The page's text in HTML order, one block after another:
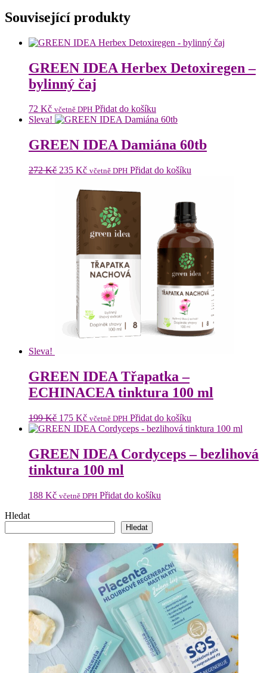
Související produkty
GREEN IDEA Herbex Detoxiregen –
bylinný čaj
72 Kč včetně DPH Přidat do košíku
Sleva!
GREEN IDEA Damiána 60tb
272Kč Původní
272 Kč.
235 KčAktuální
je:
včetně DPH Přidat do košíku
Sleva!
GREEN IDEA Třapatka –
ECHINACEA tinktura 100 ml
199Kč Původní
cena
199 Kč.
175 KčAktuální
cena
175 Kč.
včetně DPH Přidat do košíku
GREEN IDEA Cordyceps – bezlihová
tinktura 100 ml
188 Kč včetně DPH Přidat do košíku
Hledat
Hledat